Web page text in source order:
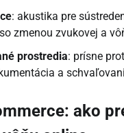
: akustika pre
zmenou zvukovej a
prostredia: prísne
a
ako